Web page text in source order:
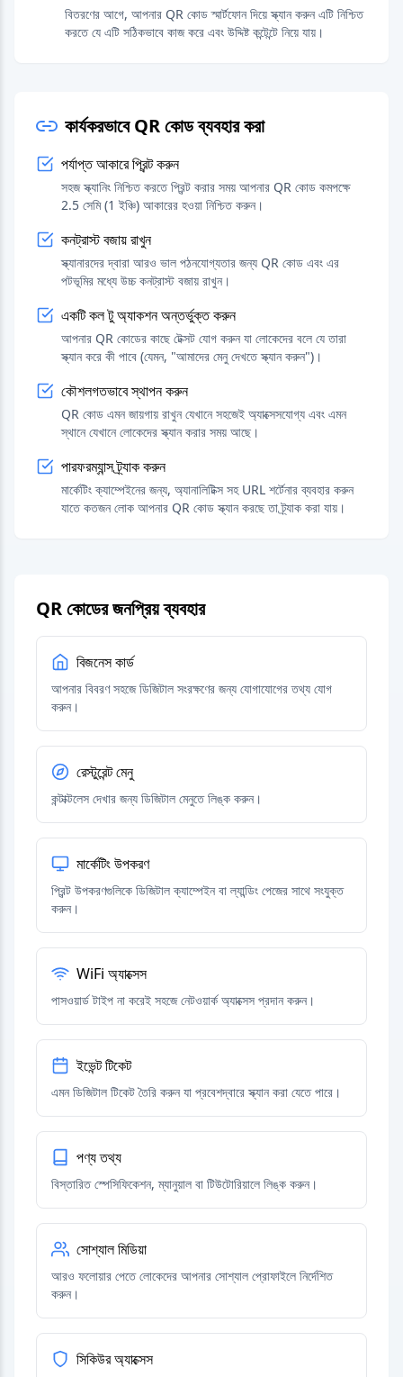
বিতরণের আগে, আপনার QR কোড স্মার্টফোন দিয়ে স্ক্যান করুন এটি নিশ্চিত
করতে যে এটি সঠিকভাবে কাজ করে এবং উদ্দিষ্ট কন্টেন্টে নিয়ে যায়।
কার্যকরভাবে QR কোড ব্যবহার করা
পর্যাপ্ত আকারে প্রিন্ট করুন
সহজ স্ক্যানিং নিশ্চিত করতে প্রিন্ট করার সময় আপনার QR কোড কমপক্ষে
2.5 সেমি (1 ইঞ্চি) আকারের হওয়া নিশ্চিত করুন।
কনট্রাস্ট বজায় রাখুন
স্ক্যানারদের দ্বারা আরও ভাল পঠনযোগ্যতার জন্য QR কোড এবং এর
পটভূমির মধ্যে উচ্চ কনট্রাস্ট বজায় রাখুন।
একটি কল টু অ্যাকশন অন্তর্ভুক্ত করুন
আপনার QR কোডের কাছে টেক্সট যোগ করুন যা লোকেদের বলে যে তারা
স্ক্যান করে কী পাবে (যেমন, "আমাদের মেনু দেখতে স্ক্যান করুন")।
কৌশলগতভাবে স্থাপন করুন
QR কোড এমন জায়গায় রাখুন যেখানে সহজেই অ্যাক্সেসযোগ্য এবং এমন
স্থানে যেখানে লোকেদের স্ক্যান করার সময় আছে।
পারফরম্যান্স ট্র্যাক করুন
মার্কেটিং ক্যাম্পেইনের জন্য, অ্যানালিটিক্স সহ URL শর্টেনার ব্যবহার করুন
যাতে কতজন লোক আপনার QR কোড স্ক্যান করছে তা ট্র্যাক করা যায়।
QR কোডের জনপ্রিয় ব্যবহার
বিজনেস কার্ড
আপনার বিবরণ সহজে ডিজিটাল সংরক্ষণের জন্য যোগাযোগের তথ্য যোগ
করুন।
রেস্টুরেন্ট মেনু
কন্টাক্টলেস দেখার জন্য ডিজিটাল মেনুতে লিঙ্ক করুন।
মার্কেটিং উপকরণ
প্রিন্ট উপকরণগুলিকে ডিজিটাল ক্যাম্পেইন বা ল্যান্ডিং পেজের সাথে সংযুক্ত
করুন।
WiFi অ্যাক্সেস
পাসওয়ার্ড টাইপ না করেই সহজে নেটওয়ার্ক অ্যাক্সেস প্রদান করুন।
ইভেন্ট টিকেট
এমন ডিজিটাল টিকেট তৈরি করুন যা প্রবেশদ্বারে স্ক্যান করা যেতে পারে।
পণ্য তথ্য
বিস্তারিত স্পেসিফিকেশন, ম্যানুয়াল বা টিউটোরিয়ালে লিঙ্ক করুন।
সোশ্যাল মিডিয়া
আরও ফলোয়ার পেতে লোকেদের আপনার সোশ্যাল প্রোফাইলে নির্দেশিত
করুন।
সিকিউর অ্যাক্সেস